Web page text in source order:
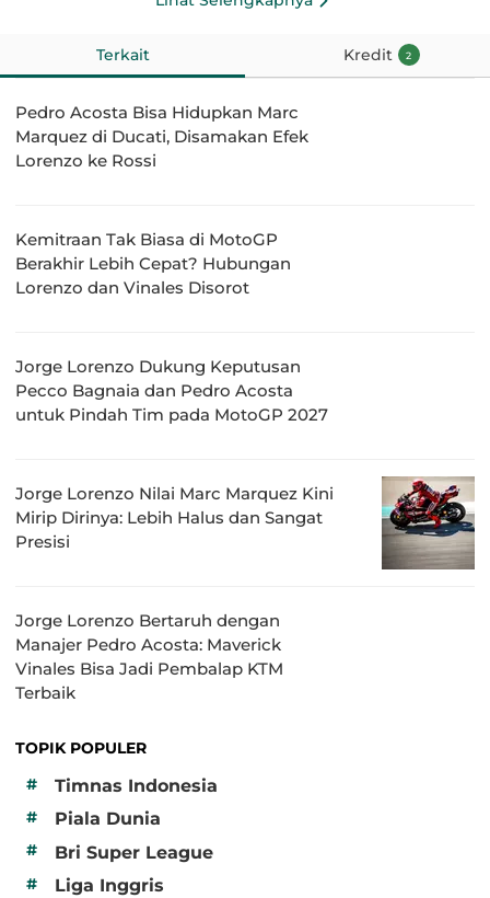
Terkait Kredit 2
Pedro Acosta Bisa Hidupkan Marc
Marquez di Ducati, Disamakan Efek
Lorenzo ke Rossi
Kemitraan Tak Biasa di MotoGP
Berakhir Lebih Cepat? Hubungan
Lorenzo dan Vinales Disorot
Jorge Lorenzo Dukung Keputusan
Pecco Bagnaia dan Pedro Acosta
untuk Pindah Tim pada MotoGP 2027
Jorge Lorenzo Nilai Marc Marquez Kini
Mirip Dirinya: Lebih Halus dan Sangat
Presisi
Jorge Lorenzo Bertaruh dengan
Manajer Pedro Acosta: Maverick
Vinales Bisa Jadi Pembalap KTM
Terbaik
TOPIK POPULER
#
Timnas Indonesia
# Piala Dunia
# Bri Super League
# Liga Inggris